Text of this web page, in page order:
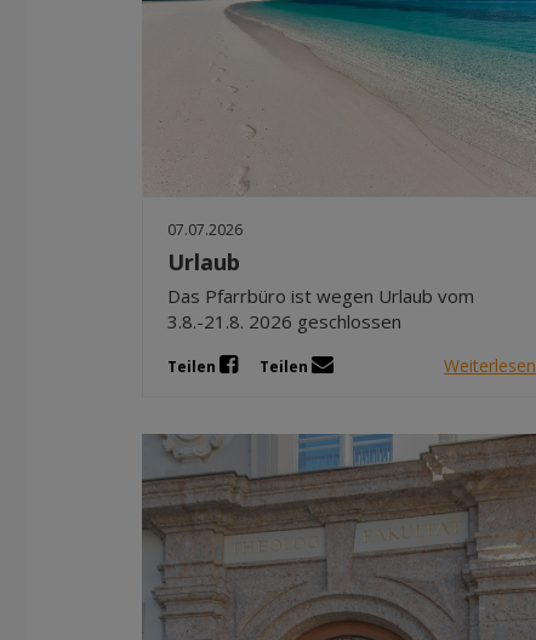
07.07.2026
Urlaub
Das Pfarrbüro ist wegen Urlaub vom
3.8.-21.8. 2026 geschlossen
Teilen Teilen Weiterlesen